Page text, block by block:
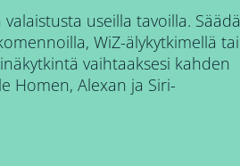
useilla tavoilla. Säädä
WiZ-älykytkimellä tai
vaihtaaksesi kahden
Homen, Alexan ja Siri-